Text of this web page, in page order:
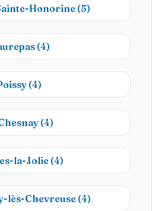
Honorine (5)
(4)
(4)
(4)
la-Jolie (4)
lès-Chevreuse(4)